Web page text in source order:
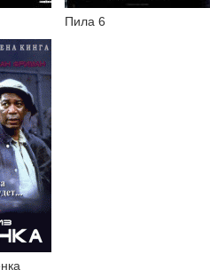
Пила 6